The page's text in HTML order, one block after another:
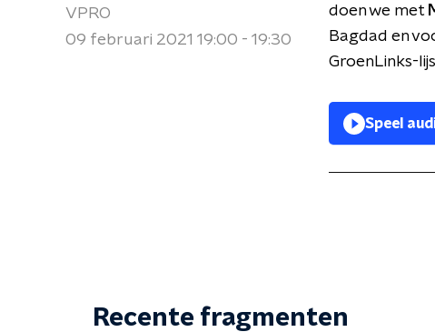
VPRO
09 februari 2021 19:00 - 19:30
doen we met
Bagdad en
GroenLinks-
Speel
Recente fragmenten